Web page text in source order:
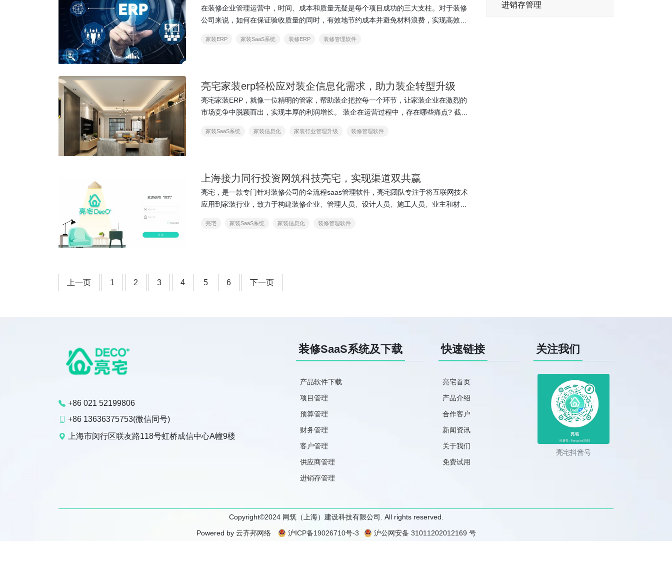
在装修企业管理运营中，时间、成本和质量无疑是每个项目成功的三大支柱。对于装修
公司来说，如何在保证验收质量的同时，有效地节约成本并避免材料浪费，实现高效率
家装ERP 家装SaaS系统 装修ERP 装修管理软件
亮宅家装erp轻松应对装企信息化需求，助力装企转型升级
亮宅家装ERP，就像一位精明的管家，帮助装企把控每一个环节，让家装企业在激烈的
市场竞争中脱颖而出，实现丰厚的利润增长。 装企在运营过程中，存在哪些痛点? 截至
家装SaaS系统 家装信息化 家装行业管理升级 装修管理软件
上海接力同行投资网筑科技亮宅，实现渠道双共赢
亮宅，是一款专门针对装修公司的全流程saas管理软件，亮宅团队专注于将互联网技术
应用到家装行业，致力于构建装修企业、管理人员、设计人员、施工人员、业主和材料
亮宅 家装SaaS系统 家装信息化 装修管理软件
上一页 1 2 3 4 5 6 下一页
进销存管理
+86 021 52199806
+86 13636375753(微信同号)
上海市闵行区联友路118号虹桥成信中心A幢9楼
装修SaaS系统及下载
产品软件下载
项目管理
预算管理
财务管理
客户管理
供应商管理
进销存管理
快速链接
亮宅首页
产品介绍
合作客户
新闻资讯
关于我们
免费试用
关注我们
亮宅抖音号
Copyright©2024 网筑（上海）建设科技有限公司. All rights reserved.
Powered by 云齐邦网络 沪ICP备19026710号-3 沪公网安备 31011202012169 号